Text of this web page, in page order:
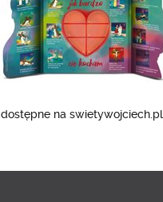
dostępne na swietywojciech.pl.